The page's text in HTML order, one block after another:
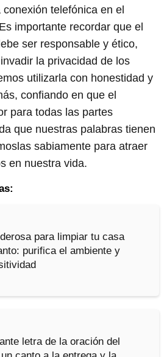
telefónica en el
importante recordar que el
ser responsable y ético,
la privacidad de los
utilizarla con honestidad y
confiando en que el
para todas las partes
que nuestras palabras tienen
sabiamente para atraer
en nuestra vida.
para limpiar tu casa
purifica el ambiente y
letra de la oración del